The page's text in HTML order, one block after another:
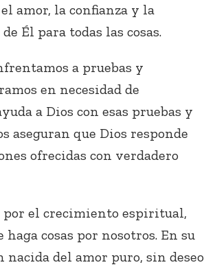
amor, la confianza y la
Él para todas las cosas.
a pruebas y
en necesidad de
a Dios con esas pruebas y
aseguran que Dios responde
ofrecidas con verdadero
por el crecimiento espiritual,
cosas por nosotros. En su
nacida del amor puro, sin deseo